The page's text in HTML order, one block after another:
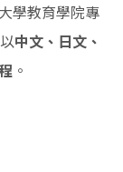
學教育學院專
中文、日文、
。